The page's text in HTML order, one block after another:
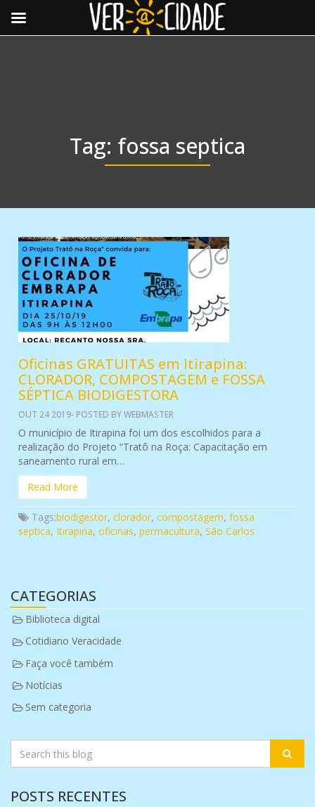
Tag: fossa septica
Oficinas GRATUITAS em Itirapina:
CLORADOR, COMPOSTAGEM e FOSSA
SÉPTICA BIODIGESTORA
OUT 24 2019- POSTED BY WEBMASTER
O município de Itirapina foi um dos escolhidos para a
realização do Projeto “Tratô na Roça: Capacitação em
saneamento rural em…
Read More
Tags:biodigestor, clorador, compostagem, fossa
septica, Itirapina, oficinas, permacultura, São Carlos
CATEGORIAS
Biblioteca digital
Cotidiano Veracidade
Faça você também
Notícias
Sem categoria
POSTS RECENTES